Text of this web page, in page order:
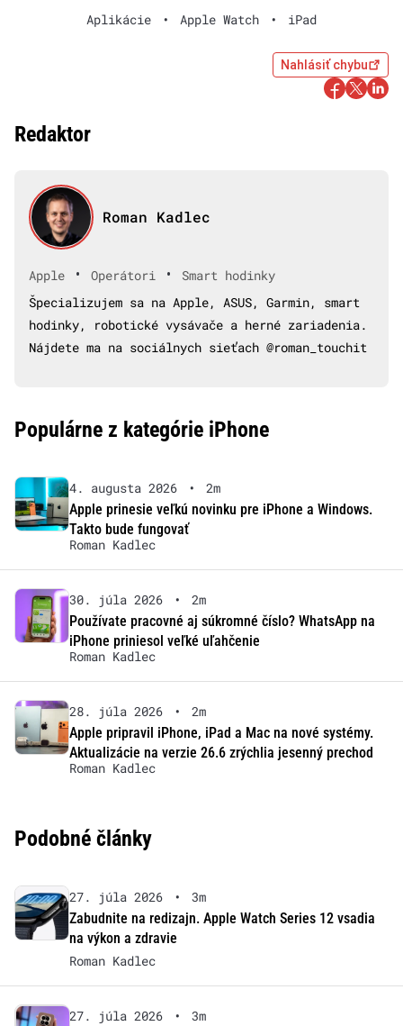
Aplikácie • Apple Watch • iPad
Nahlásiť chybu
Redaktor
Roman Kadlec
Apple • Operátori •
Smart hodinky
Špecializujem sa na Apple, ASUS, Garmin, smart
hodinky, robotické vysávače a herné zariadenia.
Nájdete ma na sociálnych sieťach @roman_touchit
Populárne z kategórie iPhone
4. augusta 2026 •
2m
Apple prinesie veľkú novinku pre iPhone a Windows.
Takto bude fungovať
Roman Kadlec
30. júla 2026 •
2m
Používate pracovné aj súkromné číslo? WhatsApp na
iPhone priniesol veľké uľahčenie
Roman Kadlec
28. júla 2026 •
2m
Apple pripravil iPhone, iPad a Mac na nové systémy.
Aktualizácie na verzie 26.6 zrýchlia jesenný prechod
Roman Kadlec
Podobné články
27. júla 2026 •
3m
Zabudnite na redizajn. Apple Watch Series 12 vsadia
na výkon a zdravie
Roman Kadlec
27. júla 2026 •
3m